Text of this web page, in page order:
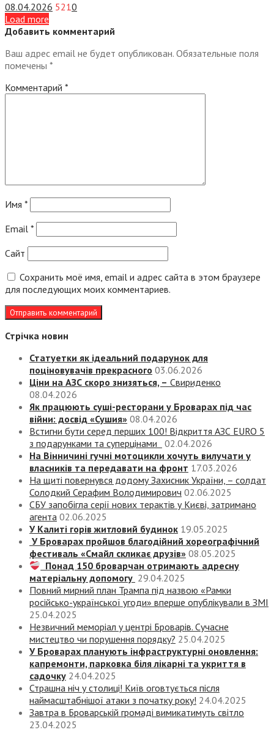
08.04.2026 5210
Load more
Добавить комментарий
Ваш адрес email не будет опубликован. Обязательные поля
помечены *
Комментарий *
Имя *
Email *
Сайт
Сохранить моё имя, email и адрес сайта в этом браузере
для последующих моих комментариев.
Стрічка новин
Статуетки як ідеальний подарунок для
поціновувачів прекрасного 03.06.2026
Ціни на АЗС скоро знизяться, – Свириденко
08.04.2026
Як працюють суші-ресторани у Броварах під час
війни: досвід «Сушия» 08.04.2026
Встигни бути серед перших 100! Відкриття АЗС EURO 5
з подарунками та суперцінами
02.04.2026
На Вінничині гучні мотоцикли хочуть вилучати у
власників та передавати на фронт 17.03.2026
На щиті повернувся додому Захисник України, – солдат
Солодкий Серафим Володимирович 02.06.2025
СБУ запобігла серії нових терактів у Києві, затримано
агента 02.06.2025
У Калиті горів житловий будинок 19.05.2025
У Броварах пройшов благодійний хореографічний
фестиваль «Смайл скликає друзів» 08.05.2025
Понад 150 броварчан отримають адресну
матеріальну допомогу 29.04.2025
Повний мирний план Трампа під назвою «‎Рамки
російсько-української угоди» вперше опублікували в ЗМІ
25.04.2025
Незвичний меморіал у центрі Броварів. Сучасне
мистецтво чи порушення порядку? 25.04.2025
У Броварах планують інфраструктурні оновлення:
капремонти, парковка біля лікарні та укриття в
садочку 24.04.2025
Страшна ніч у столиці! Київ оговтується після
наймасштабнішої атаки з початку року! 24.04.2025
Завтра в Броварській громаді вимикатимуть світло
23.04.2025